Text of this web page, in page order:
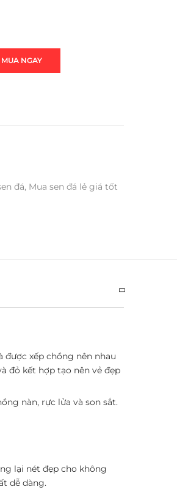
MUA NGAY
đá, Mua sen đá lẻ giá tốt
được xếp chồng nên nhau
đỏ kết hợp tạo nên vẻ đẹp
nàn, rực lửa và son sắt.
lại nét đẹp cho không
dễ dàng.